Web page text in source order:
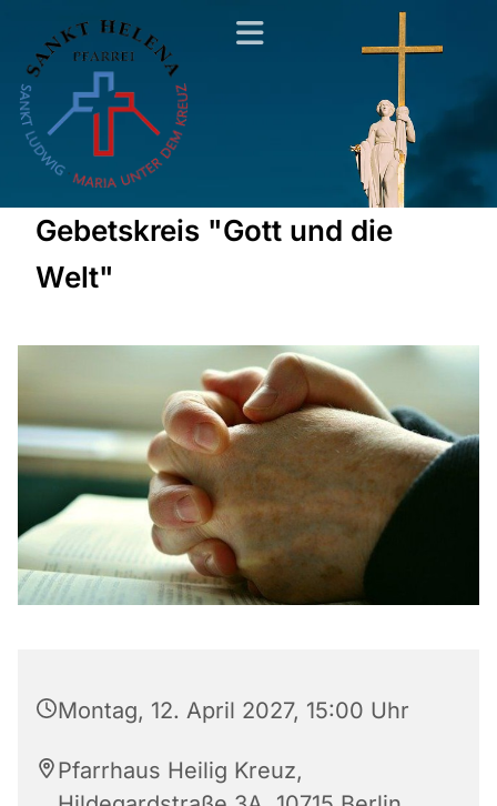
Gebetskreis "Gott und die
Welt"
Montag, 12. April 2027, 15:00 Uhr
Pfarrhaus Heilig Kreuz,